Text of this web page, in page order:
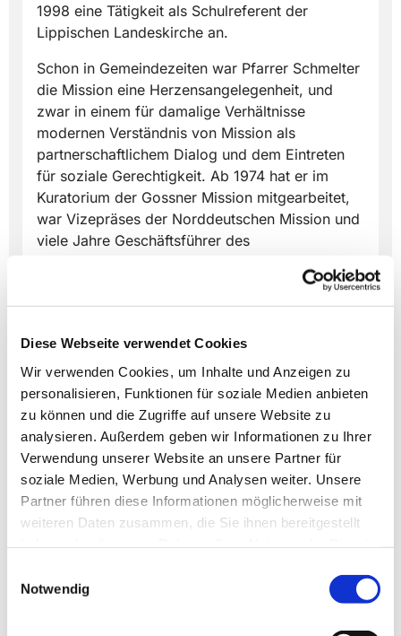
Diese Webseite verwendet Cookies
Wir verwenden Cookies, um Inhalte und Anzeigen zu
personalisieren, Funktionen für soziale Medien anbieten
zu können und die Zugriffe auf unsere Website zu
analysieren. Außerdem geben wir Informationen zu Ihrer
Verwendung unserer Website an unsere Partner für
soziale Medien, Werbung und Analysen weiter. Unsere
Partner führen diese Informationen möglicherweise mit
weiteren Daten zusammen, die Sie ihnen bereitgestellt
Notwendig
1998 eine Tätigkeit als Schulreferent der
Lippischen Landeskirche an.
Schon in Gemeindezeiten war Pfarrer Schmelter
die Mission eine Herzensangelegenheit, und
zwar in einem für damalige Verhältnisse
modernen Verständnis von Mission als
partnerschaftlichem Dialog und dem Eintreten
für soziale Gerechtigkeit. Ab 1974 hat er im
Kuratorium der Gossner Mission mitgearbeitet,
war Vizepräses der Norddeutschen Mission und
viele Jahre Geschäftsführer des
Mission. Zahlreiche Auslandsreisen führten ihn
nach Indien, Nepal, Togo und Ghana.
Er freut sich über Geburtstagspost an: Pfarrer
i.R. Wolf-Dieter Schmelter, Brunnenstr. 45,
32756 Detmold.
Dies könnte Sie auch
interessieren